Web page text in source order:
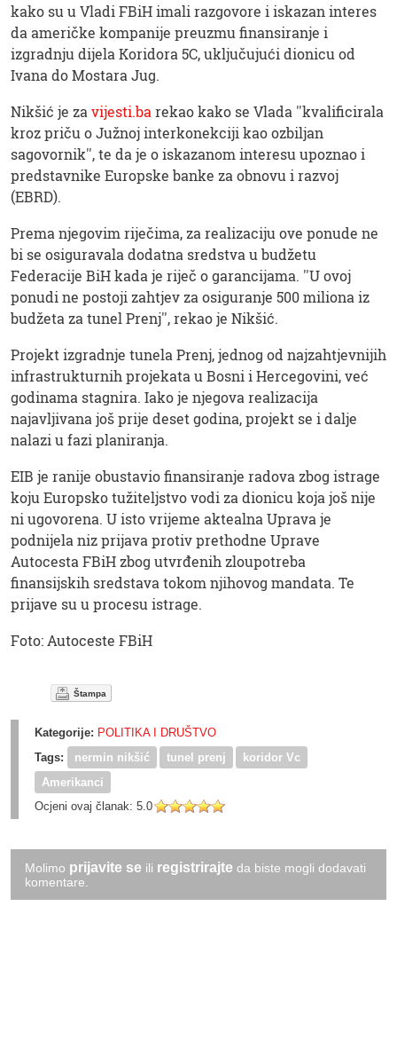
kako su u Vladi FBiH imali razgovore i iskazan interes
da američke kompanije preuzmu finansiranje i
izgradnju dijela Koridora 5C, uključujući dionicu od
Ivana do Mostara Jug.
Nikšić je za vijesti.ba rekao kako se Vlada ''kvalificirala
kroz priču o Južnoj interkonekciji kao ozbiljan
sagovornik'', te da je o iskazanom interesu upoznao i
predstavnike Europske banke za obnovu i razvoj
(EBRD).
Prema njegovim riječima, za realizaciju ove ponude ne
bi se osiguravala dodatna sredstva u budžetu
Federacije BiH kada je riječ o garancijama. ''U ovoj
ponudi ne postoji zahtjev za osiguranje 500 miliona iz
budžeta za tunel Prenj'', rekao je Nikšić.
Projekt izgradnje tunela Prenj, jednog od najzahtjevnijih
infrastrukturnih projekata u Bosni i Hercegovini, već
godinama stagnira. Iako je njegova realizacija
najavljivana još prije deset godina, projekt se i dalje
nalazi u fazi planiranja.
EIB je ranije obustavio finansiranje radova zbog istrage
koju Europsko tužiteljstvo vodi za dionicu koja još nije
ni ugovorena. U isto vrijeme aktealna Uprava je
podnijela niz prijava protiv prethodne Uprave
Autocesta FBiH zbog utvrđenih zloupotreba
finansijskih sredstava tokom njihovog mandata. Te
prijave su u procesu istrage.
Foto: Autoceste FBiH
Štampa
Kategorije: POLITIKA I DRUŠTVO
Tags:
nermin nikšić tunel prenj
koridor Vc
Amerikanci
Ocjeni ovaj članak: 5.0
Molimo prijavite se ili registrirajte da biste mogli dodavati
komentare.